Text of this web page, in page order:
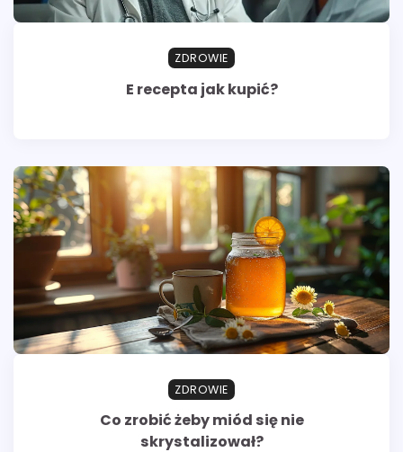
ZDROWIE
E recepta jak kupić?
ZDROWIE
Co zrobić żeby miód się nie
skrystalizował?